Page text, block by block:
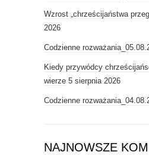
Wzrost „chrześcijaństwa
2026
Codzienne
Kiedy przywódcy
wierze 5 sierpnia 2026
Codzienne
NAJNOWSZE